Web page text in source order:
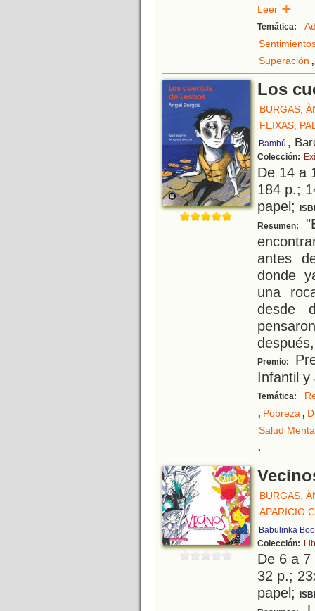
Leer
Temática:
Superación ,
Los
BURGAS,
FEIXAS,
Bambú ,
Colección:
De 14 a
184 p.;
papel;
Resumen:
antes
donde
una
desde
Premio:
Infantil y
Temática:
, Pobreza,
Salud
.
BURGAS,
APARICIO
Babulinka
Colección:
De 6 a
32 p.;
papel;